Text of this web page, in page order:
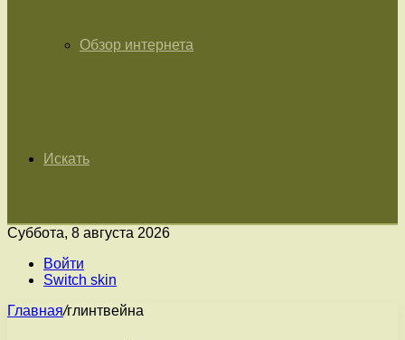
Обзор интернета
Искать
Суббота, 8 августа 2026
Войти
Switch skin
Главная/глинтвейна